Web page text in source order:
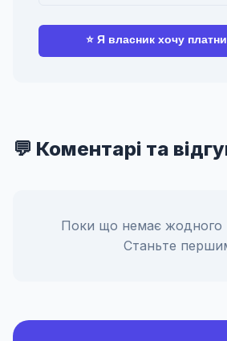
⭐ Я власник хочу
💬 Коментарі та
Поки що немає жодного
Станьте